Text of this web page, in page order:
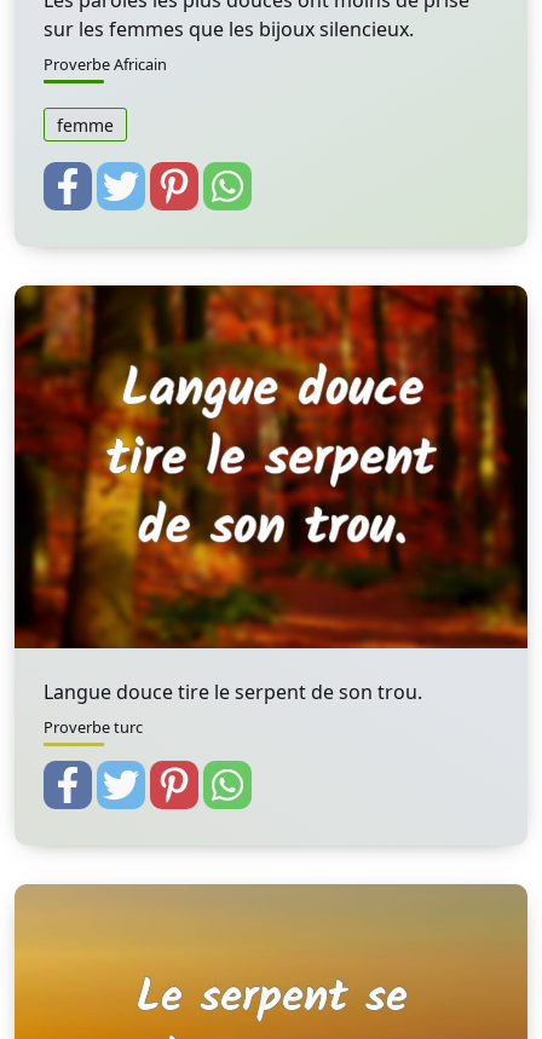
sur les femmes que les bijoux silencieux.
Proverbe Africain
femme
Langue douce tire le serpent de son trou.
Proverbe turc